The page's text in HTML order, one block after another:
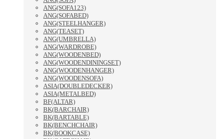
ANG(SOFA123)
ANG(SOFABED)
ANG(STEELHANGER)
ANG(TEASET)
ANG(UMBRELLA)
ANG(WARDROBE)
ANG(WOODENBED)
ANG(WOODENDININGSET)
ANG(WOODENHANGER)
ANG(WOODENSOFA)
ASIA(DOUBLEDECKER)
ASIA(METALBED)
BF(ALTAR)
BK(BARCHAIR)
BK(BARTABLE)
BK(BENCHCHAIR)
BK(BOOKCASE)